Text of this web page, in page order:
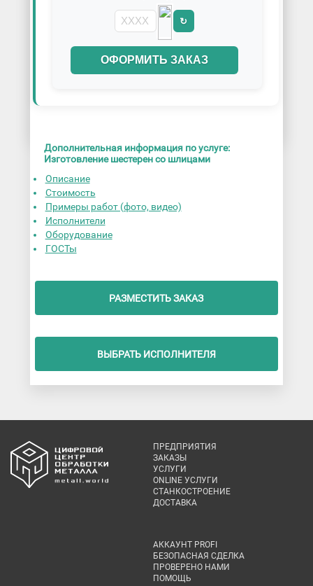
↻
ОФОРМИТЬ ЗАКАЗ
Дополнительная информация по услуге:
Изготовление шестерен со шлицами
Описание
Стоимость
Примеры работ (фото, видео)
Исполнители
Оборудование
ГОСТы
РАЗМЕСТИТЬ ЗАКАЗ
ВЫБРАТЬ ИСПОЛНИТЕЛЯ
ПРЕДПРИЯТИЯ
ЗАКАЗЫ
УСЛУГИ
ONLINE УСЛУГИ
СТАНКОСТРОЕНИЕ
ДОСТАВКА
АККАУНТ PROFI
БЕЗОПАСНАЯ СДЕЛКА
ПРОВЕРЕНО НАМИ
ПОМОЩЬ